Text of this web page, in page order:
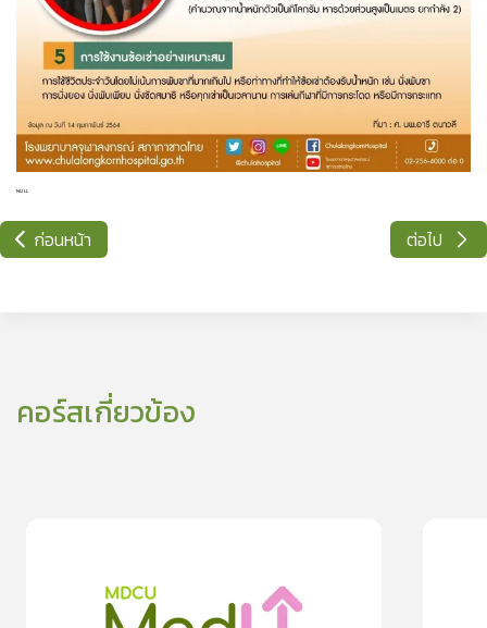
NULL
ก่อนหน้า ต่อไป
คอร์สเกี่ยวข้อง
การออกกำลังกายเพื่อชะลอข้อเข่าเสื่อม
0.0 0rating)